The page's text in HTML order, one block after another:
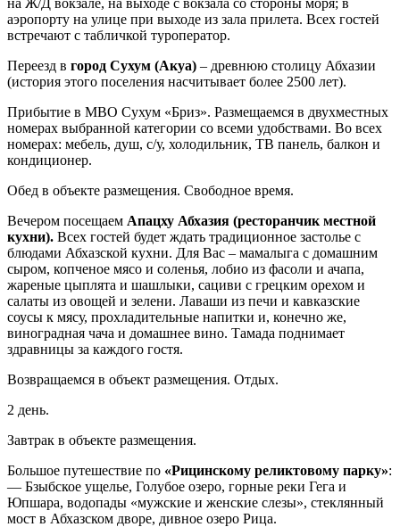
аэропорту на улице при выходе из зала прилета. Всех гостей
встречают с табличкой туроператор.
Переезд в город Сухум (Акуа) – древнюю столицу Абхазии
(история этого поселения насчитывает более 2500 лет).
Прибытие в МВО Сухум «Бриз». Размещаемся в двухместных
номерах выбранной категории со всеми удобствами. Во всех
номерах: мебель, душ, с/у, холодильник, ТВ панель, балкон и
кондиционер.
Обед в объекте размещения. Свободное время.
Вечером посещаем Апацху Абхазия (ресторанчик местной
кухни). Всех гостей будет ждать традиционное застолье с
блюдами Абхазской кухни. Для Вас – мамалыга с домашним
сыром, копченое мясо и соленья, лобио из фасоли и ачапа,
жареные цыплята и шашлыки, сациви с грецким орехом и
салаты из овощей и зелени. Лаваши из печи и кавказские
соусы к мясу, прохладительные напитки и, конечно же,
виноградная чача и домашнее вино. Тамада поднимает
здравницы за каждого гостя.
Возвращаемся в объект размещения. Отдых.
2 день.
Завтрак в объекте размещения.
Большое путешествие по «Рицинскому реликтовому парку»:
— Бзыбское ущелье, Голубое озеро, горные реки Гега и
Юпшара, водопады «мужские и женские слезы», стеклянный
мост в Абхазском дворе, дивное озеро Рица.